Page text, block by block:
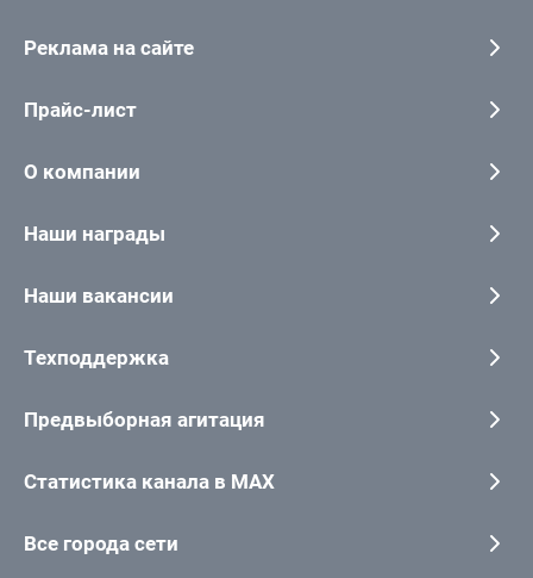
Реклама на сайте
Прайс-лист
О компании
Наши награды
Наши вакансии
Техподдержка
Предвыборная агитация
Статистика канала в MAX
Все города сети